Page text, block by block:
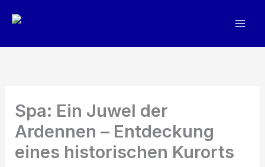
Inhalt
Spa: Ein Juwel der
Ardennen – Entdeckung
eines historischen Kurorts